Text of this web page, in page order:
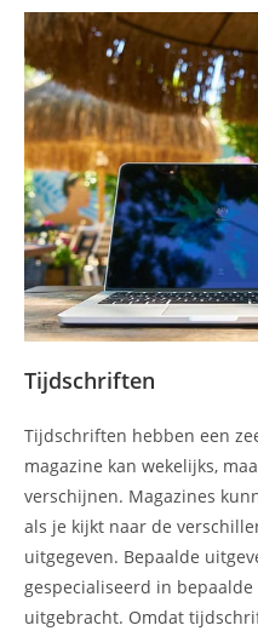
Tijdschriften
Tijdschriften hebben een
magazine kan wekelijks,
verschijnen. Magazines
als je kijkt naar de
uitgegeven. Bepaalde
gespecialiseerd in
uitgebracht. Omdat